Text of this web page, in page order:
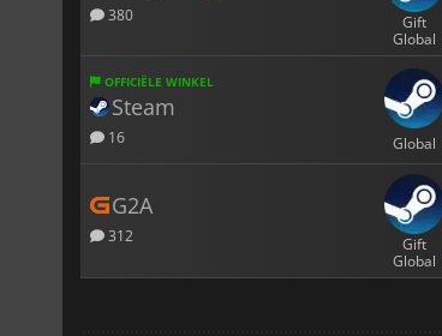
380
Gift
Global
OFFICIËLE WINKEL
Steam
16 Global
G2A
312
Gift
Global